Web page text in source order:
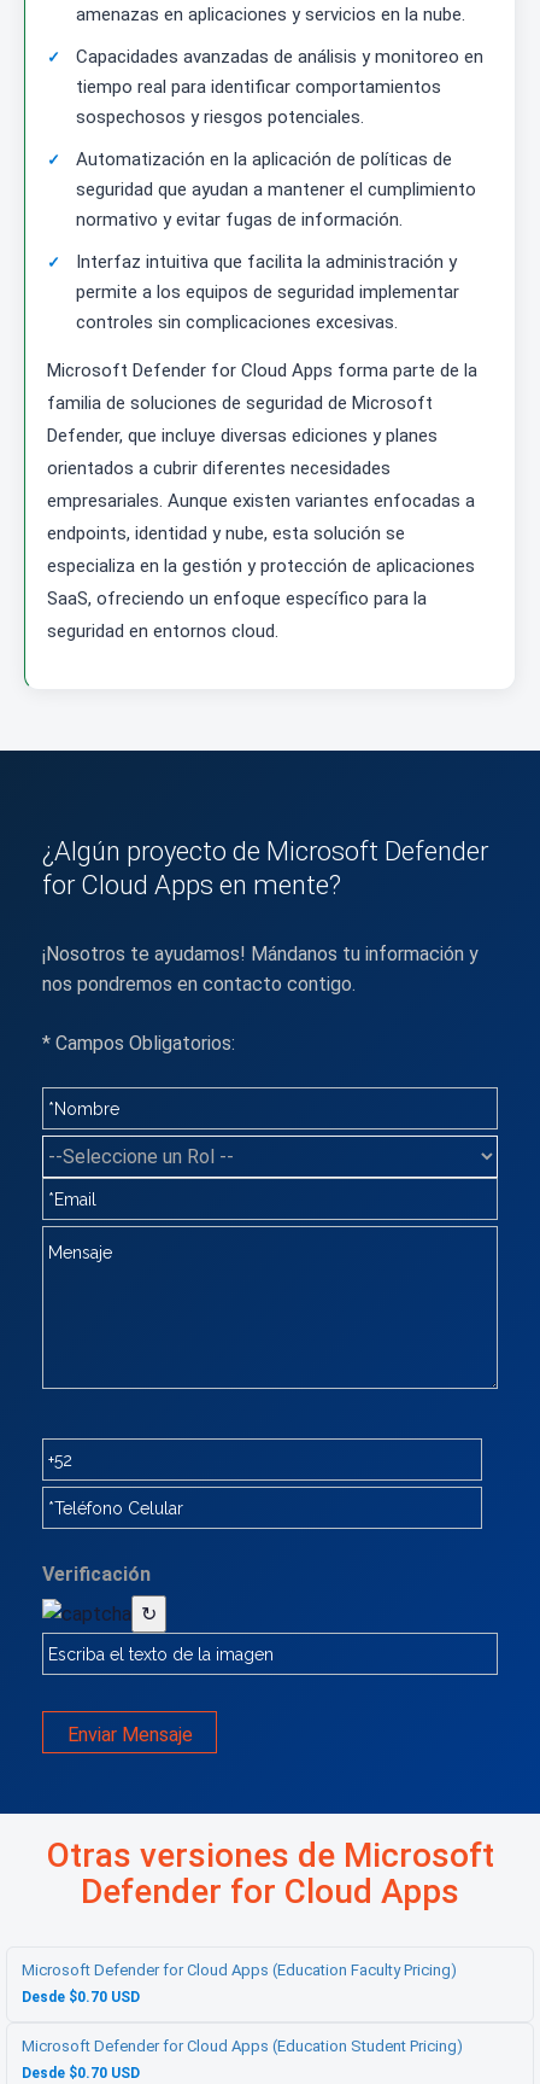
amenazas en aplicaciones y servicios en la nube.
Capacidades avanzadas de análisis y monitoreo en
tiempo real para identificar comportamientos
sospechosos y riesgos potenciales.
Automatización en la aplicación de políticas de
seguridad que ayudan a mantener el cumplimiento
normativo y evitar fugas de información.
Interfaz intuitiva que facilita la administración y
permite a los equipos de seguridad implementar
controles sin complicaciones excesivas.
Microsoft Defender for Cloud Apps forma parte de la
familia de soluciones de seguridad de Microsoft
Defender, que incluye diversas ediciones y planes
orientados a cubrir diferentes necesidades
empresariales. Aunque existen variantes enfocadas a
endpoints, identidad y nube, esta solución se
especializa en la gestión y protección de aplicaciones
SaaS, ofreciendo un enfoque específico para la
seguridad en entornos cloud.
¿Algún proyecto de Microsoft Defender
for Cloud Apps en mente?
¡Nosotros te ayudamos! Mándanos tu información y
nos pondremos en contacto contigo.
* Campos Obligatorios:
Verificación
↻
Enviar Mensaje
Otras versiones de Microsoft
Defender for Cloud Apps
Microsoft Defender for Cloud Apps (Education Faculty Pricing)
Desde $0.70 USD
Microsoft Defender for Cloud Apps (Education Student Pricing)
Desde $0.70 USD